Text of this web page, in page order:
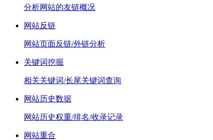
分析网站的友链概况
网站反链
网站页面反链/外链分析
关键词挖掘
相关关键词/长尾关键词查询
网站历史数据
网站历史权重/排名/收录记录
网站重合